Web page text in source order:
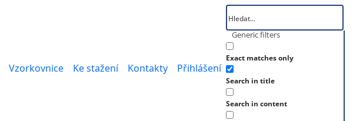
Vzorkovnice Ke stažení Kontakty Přihlášení
Generic filters
Exact matches only
Search in title
Search in content